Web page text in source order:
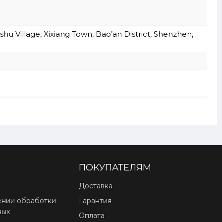
Village, Xixiang Town, Bao’an District, Shenzhen,
обработки
ПОКУПАТЕЛЯМ
Доставка
Гарантия
Оплата